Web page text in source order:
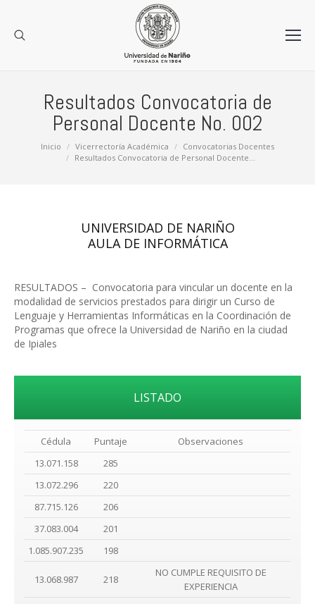
Resultados Convocatoria de
Personal Docente No. 002
Estás aquí:
Inicio Vicerrectoría Académica
Convocatorias Docentes
Resultados Convocatoria de Personal Docente…
UNIVERSIDAD DE NARIÑO
AULA DE INFORMÁTICA
RESULTADOS – Convocatoria para vincular un docente en la
modalidad de servicios prestados para dirigir un Curso de
Lenguaje y Herramientas Informáticas en la Coordinación de
Programas que ofrece la Universidad de Nariño en la ciudad
de Ipiales
LISTADO
Cédula Puntaje
Observaciones
13.071.158
285
13.072.296
220
87.715.126
206
37.083.004
201
1.085.907.235
198
13.068.987 218
NO CUMPLE REQUISITO DE
EXPERIENCIA